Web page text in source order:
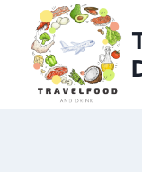
content